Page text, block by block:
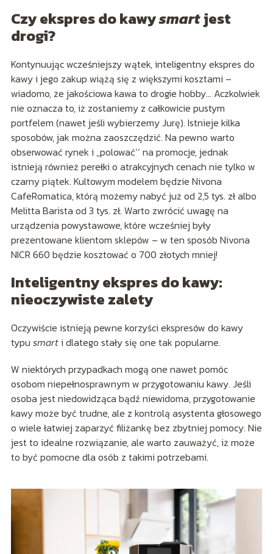
Czy ekspres do kawysmartjest
drogi?
Kontynuując wcześniejszy wątek, inteligentny ekspres do
kawy i jego zakup wiążą się z większymi kosztami –
wiadomo, że jakościowa kawa to drogie hobby… Aczkolwiek
nie oznacza to, iż zostaniemy z całkowicie pustym
portfelem (nawet jeśli wybierzemy Jurę). Istnieje kilka
sposobów, jak można zaoszczędzić. Na pewno warto
obserwować rynek i ,,polować’’ na promocje, jednak
istnieją również perełki o atrakcyjnych cenach nie tylko w
czarny piątek. Kultowym modelem będzie Nivona
CafeRomatica, którą możemy nabyć już od 2,5 tys. zł albo
Melitta Barista od 3 tys. zł. Warto zwrócić uwagę na
urządzenia powystawowe, które wcześniej były
prezentowane klientom sklepów – w ten sposób Nivona
NICR 660 będzie kosztować o 700 złotych mniej!
Inteligentny ekspres do kawy:
nieoczywiste zalety
Oczywiście istnieją pewne korzyści ekspresów do kawy
typu smarti dlatego stały się one tak popularne.
W niektórych przypadkach mogą one nawet pomóc
osobom niepełnosprawnym w przygotowaniu kawy. Jeśli
osoba jest niedowidząca bądź niewidoma, przygotowanie
kawy może być trudne, ale z kontrolą asystenta głosowego
o wiele łatwiej zaparzyć filiżankę bez zbytniej pomocy. Nie
jest to idealne rozwiązanie, ale warto zauważyć, iż może
to być pomocne dla osób z takimi potrzebami.